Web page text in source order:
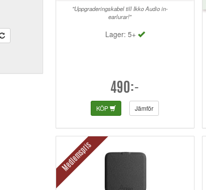
"Uppgraderingskabel till Ikko Audio in-
earlurar!"
Lager: 5+
490:-
KÖP Jämför
Medlemspris